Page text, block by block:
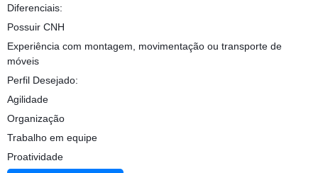
Diferenciais:
Possuir CNH
Experiência com montagem, movimentação ou transporte de
móveis
Perfil Desejado:
Agilidade
Organização
Trabalho em equipe
Proatividade